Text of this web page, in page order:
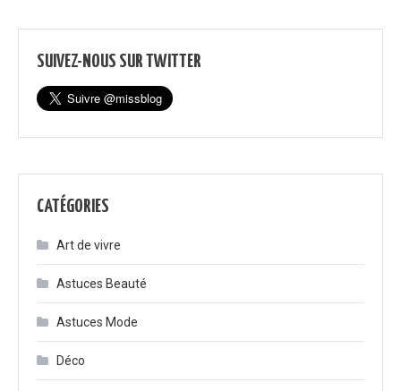
SUIVEZ-NOUS SUR TWITTER
CATÉGORIES
Art de vivre
Astuces Beauté
Astuces Mode
Déco